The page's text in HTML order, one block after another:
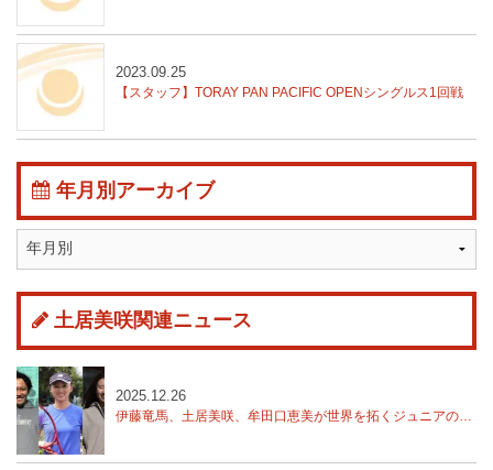
【スタッフ】TORAY PAN PACIFIC OPENシングルス1回戦
2023.09.25
年月別アーカイブ
土居美咲関連ニュース
伊藤竜馬、土居美咲、牟田口恵美が世界を拓くジュニアの才能を支援する「SmartDrive Rising Stars Project」
2025.12.26